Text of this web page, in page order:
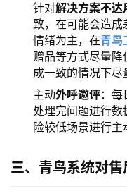
针对解决方案不达
致，在可能会造成
情绪为主，在青鸟
赠品等方式尽量
成一致的情况下尽
主动外呼邀评：每
处理完问题进行
险较低场景进行主
三、青鸟系统对